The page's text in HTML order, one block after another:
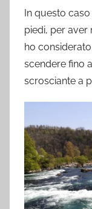
In questo
piedi, per aver
ho
scendere fino
scrosciante a